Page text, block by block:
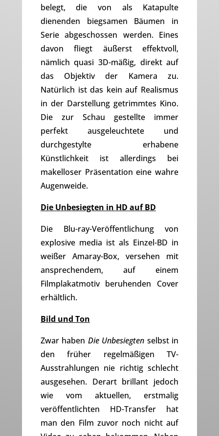
belegt, die von als Katapulte
dienenden biegsamen Bäumen in
Serie abgeschossen werden. Eines
davon fliegt äußerst effektvoll,
nämlich quasi 3D-mäßig, direkt auf
das Objektiv der Kamera zu.
Natürlich ist das kein auf Realismus
in der Darstellung getrimmtes Kino.
Die zur Schau gestellte immer
perfekt ausgeleuchtete und
durchgestylte erhabene
Künstlichkeit ist allerdings bei
makelloser Präsentation eine wahre
Augenweide.
Die Unbesiegten in HD auf BD
Die Blu-ray-Veröffentlichung von
explosive media ist als Einzel-BD in
weißer Amaray-Box, versehen mit
ansprechendem, auf einem
Filmplakatmotiv beruhenden Cover
erhältlich.
Bild und Ton
Zwar haben Die Unbesiegten selbst in
den früher regelmäßigen TV-
Ausstrahlungen nie richtig schlecht
ausgesehen. Derart brillant jedoch
wie vom aktuellen, erstmalig
veröffentlichten HD-Transfer hat
man den Film zuvor noch nicht auf